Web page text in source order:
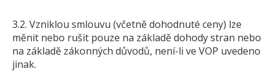
3.2. Vzniklou smlouvu (včetně dohodnuté ceny) lze
měnit nebo rušit pouze na základě dohody stran nebo
na základě zákonných důvodů, není-li ve VOP uvedeno
jinak.